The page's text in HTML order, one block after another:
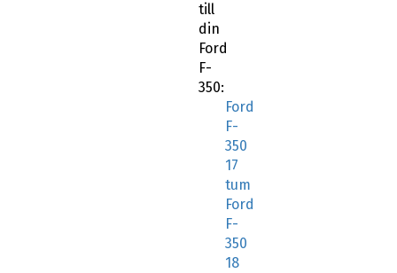
till
din
Ford
F-
350:
Ford
F-
350
17
tum
Ford
F-
350
18